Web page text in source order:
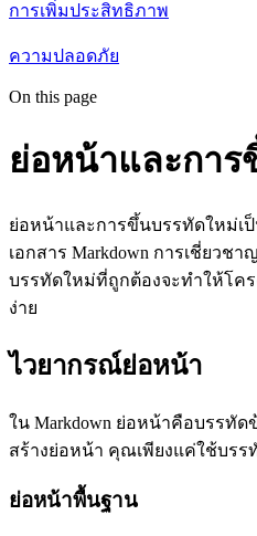
การเพิ่มประสิทธิภาพ
ความปลอดภัย
On this page
ย่อหน้าและกา
ย่อหน้าและการขึ้นบรรทัดใหม่เ
เอกสาร Markdown การเชี่ยว
บรรทัดใหม่ที่ถูกต้องจะทำให้โค
ง่าย
ไวยากรณ์ย่อหน้า
ใน Markdown ย่อหน้าคือบรรทั
สร้างย่อหน้า คุณเพียงแค่ใช้บรร
ย่อหน้าพื้นฐาน